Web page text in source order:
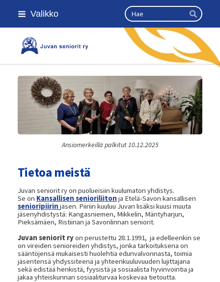
Siirry
sivun
Valikko Haku
Hae
Kansallinen senioriliitto
Ansiomerkeillä palkitut 10.12.2025
Tietoa meistä
Juvan seniorit ry on puolueisiin kuulumaton yhdistys.
Se on Kansallisen senioriliiton ja Etelä-Savon kansallisen
senioripiirin jäsen. Piiriin kuuluu Juvan lisäksi kuusi muuta
jäsenyhdistystä: Kangasniemen, Mikkelin, Mäntyharjun,
Pieksämäen, Ristiinan ja Savonlinnan seniorit.
Juvan seniorit ryon perustettu 28.1.1991, ja edelleenkin se
on vireiden senioreiden yhdistys, jonka tarkoituksena on
sääntöjensä mukaisesti huolehtia edunvalvonnasta, toimia
jäsentensä yhdyssiteenä ja yhteenkuuluvuuden lujittajana
sekä edistää henkistä, fyysistä ja sosiaalista hyvinvointia ja
jakaa yhteiskunnan sosiaaliturvaa koskevaa tietoutta.